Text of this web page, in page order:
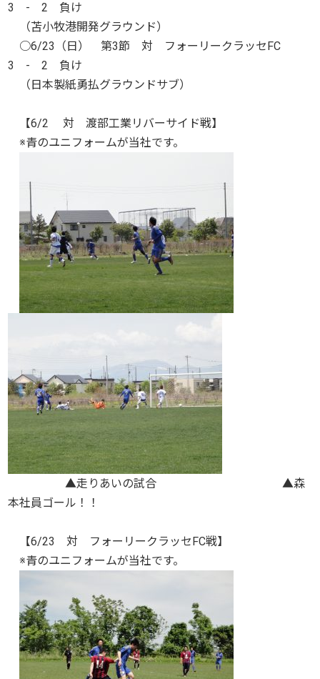
3 - 2 負け
（苫小牧港開発グラウンド）
○6/23（日） 第3節 対 フォーリークラッセFC
3 - 2 負け
（日本製紙勇払グラウンドサブ）
【6/2 対 渡部工業リバーサイド戦】
※青のユニフォームが当社です。
▲走りあいの試合 ▲森
本社員ゴール！！
【6/23 対 フォーリークラッセFC戦】
※青のユニフォームが当社です。